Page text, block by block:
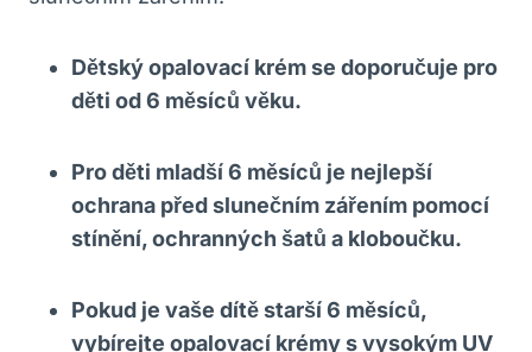
Dětský opalovací krém se doporučuje pro
děti od 6 měsíců věku.
Pro děti mladší 6 měsíců je nejlepší
ochrana před slunečním zářením pomocí
stínění, ochranných šatů a kloboučku.
Pokud je vaše dítě starší 6 měsíců,
vybírejte opalovací krémy s vysokým UV